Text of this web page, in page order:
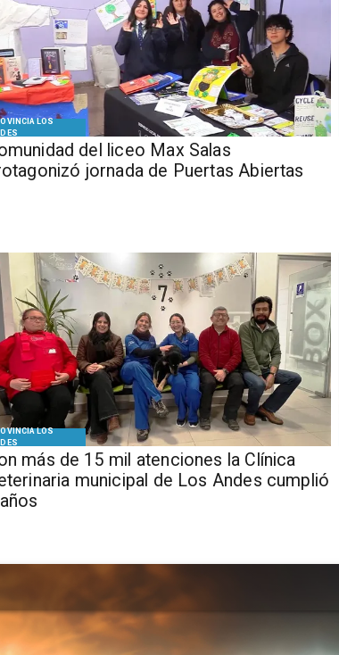
LOS
del liceo Max Salas
jornada de Puertas Abiertas
LOS
más de 15 mil atenciones la Clínica
municipal de Los Andes cumplió